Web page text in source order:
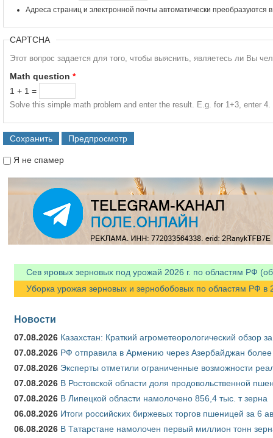
Адреса страниц и электронной почты автоматически преобразуются
CAPTCHA
Этот вопрос задается для того, чтобы выяснить, являетесь ли Вы
Math question *
1 + 1 =
Solve this simple math problem and enter the result. E.g. for 1+3, enter 4.
Я не спамер
Сев яровых зерновых под урожай 2026 г. по областям РФ
Уборка урожая зерновых и зернобобовых по областям РФ в
Новости
07.08.2026 Казахстан: Краткий агрометеорологический обзор
07.08.2026 РФ отправила в Армению через Азербайджан более
07.08.2026 Эксперты отметили ограниченные возможности
07.08.2026 В Ростовской области доля продовольственной
07.08.2026 В Липецкой области намолочено 856,4 тыс. т зерна
06.08.2026 Итоги российских биржевых торгов пшеницей за 6
06.08.2026 В Татарстане намолочен первый миллион тонн